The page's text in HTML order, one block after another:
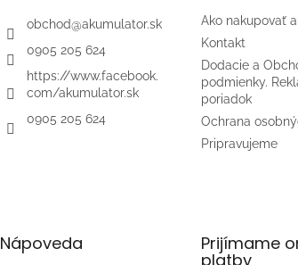
obchod@akumulator.sk
0905 205 624
https://www.facebook.
com/akumulator.sk
0905 205 624
Ako nakupovať
Kontakt
Dodacie a
podmienky.
poriadok
Ochrana
Pripravujeme
Nápoveda Prijímame
platby